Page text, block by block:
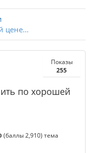
цене...
Показы
255
по хорошей
(баллы2,910) тема